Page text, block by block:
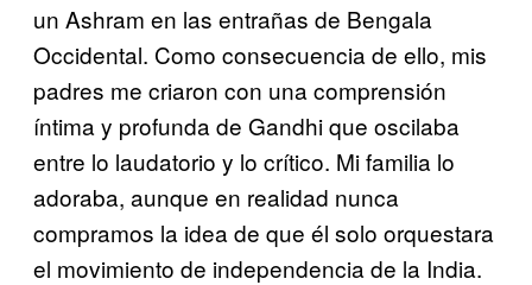
un Ashram en las entrañas de Bengala
Occidental. Como consecuencia de ello, mis
padres me criaron con una comprensión
íntima y profunda de Gandhi que oscilaba
entre lo laudatorio y lo crítico. Mi familia lo
adoraba, aunque en realidad nunca
compramos la idea de que él solo orquestara
el movimiento de independencia de la India.